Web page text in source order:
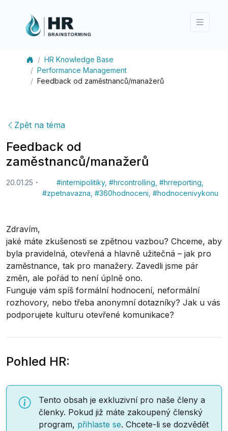
HR Knowledge Base
Performance Management
Feedback od zaměstnanců/manažerů
Zpět na téma
Feedback od
zaměstnanců/manažerů
20.01.25 #internipolitiky, #hrcontrolling #hrreporting
#zpetnavazna #360hodnoceni #hodnocenivykonu
Zdravím,
jaké máte zkušenosti se zpětnou vazbou? Chceme, aby
byla pravidelná, otevřená a hlavně užitečná – jak pro
zaměstnance, tak pro manažery. Zavedli jsme pár
změn, ale pořád to není úplně ono.
Funguje vám spíš formální hodnocení, neformální
rozhovory, nebo třeba anonymní dotazníky? Jak u vás
podporujete kulturu otevřené komunikace?
Pohled HR:
Tento obsah je exkluzivní pro naše členy a
členky. Pokud již máte zakoupený členský
program, přihlaste se. Chcete-li se dozvědět